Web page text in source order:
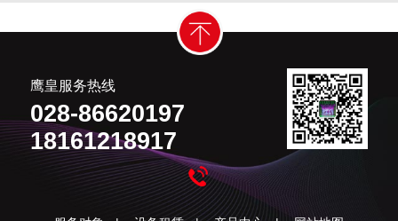
鹰皇服务热线
028-86620197
18161218917